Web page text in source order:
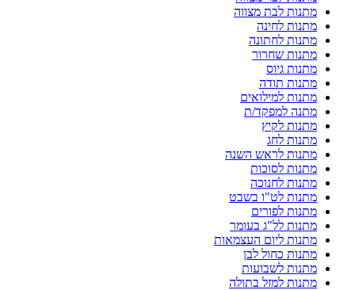
מתנות לבת מצווה
מתנות לחינה
מתנות לחתונה
מתנות שחרור
מתנות גיוס
מתנות תודה
מתנות למילואים
מתנה למפקד/ת
מתנות לקיץ
מתנות לחג
מתנות לראש השנה
מתנות לסוכות
מתנות לחנוכה
מתנות לט"ו בשבט
מתנות לפורים
מתנות לל"ג בעומר
מתנות ליום העצמאות
מתנות כחול לבן
מתנות לשבועות
מתנות למזל בתולה